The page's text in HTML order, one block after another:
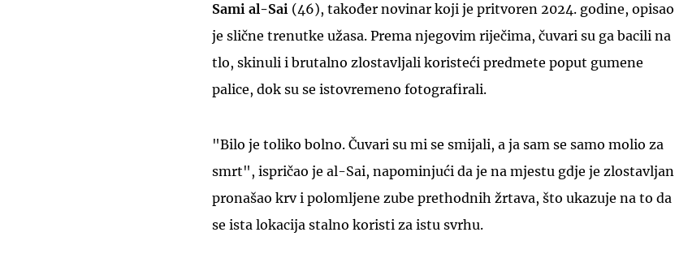
Sami al-Sai (46), također novinar koji je pritvoren 2024. godine, opisao
je slične trenutke užasa. Prema njegovim riječima, čuvari su ga bacili na
tlo, skinuli i brutalno zlostavljali koristeći predmete poput gumene
palice, dok su se istovremeno fotografirali.
"Bilo je toliko bolno. Čuvari su mi se smijali, a ja sam se samo molio za
smrt", ispričao je al-Sai, napominjući da je na mjestu gdje je zlostavljan
pronašao krv i polomljene zube prethodnih žrtava, što ukazuje na to da
se ista lokacija stalno koristi za istu svrhu.